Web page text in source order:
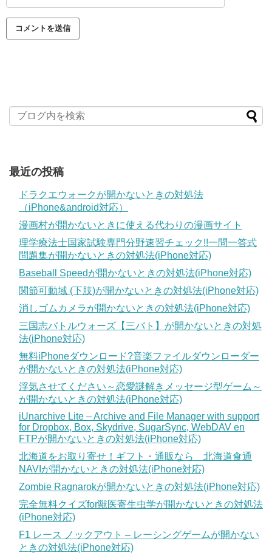
最近の投稿
ドラクエウォークが開かないときの対処法
（iPhone&android対応）
漫画村が開かないときに使える代わりの漫画サイト
理学療法士国家試験専門分野速習チェック!!一問一答式
問題集が開かないときの対処法(iPhone対応)
Baseball Speedが開かないときの対処法(iPhone対応)
関節可動域 (下肢)が開かないときの対処法(iPhone対応)
消しゴムカメラが開かないときの対処法(iPhone対応)
三国志バトルウォーズ【三バト】が開かないときの対処
法(iPhone対応)
無料iPhoneダウンロード?音楽ファイルダウンローダー
が開かないときの対処法(iPhone対応)
浮気させてください～恋愛謎解きメッセージ型ゲーム～
が開かないときの対処法(iPhone対応)
iUnarchive Lite – Archive and File Manager with support
for Dropbox, Box, Skydrive, SugarSync, WebDAV en
FTPが開かないときの対処法(iPhone対応)
北海道をお取り寄せ！ギフト・通販なら 北海道食通
NAVIが開かないときの対処法(iPhone対応)
Zombie Ragnarokが開かないときの対処法(iPhone対応)
完全無料クイズfor獣医寄生虫学が開かないときの対処法
(iPhone対応)
F1 レース ノックアウト – レーシングゲームが開かない
ときの対処法(iPhone対応)